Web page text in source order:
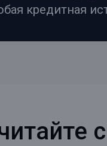
кредитная